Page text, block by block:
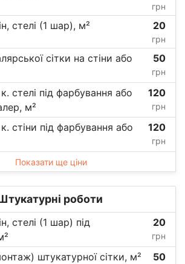
грн
стелі (1 шар), м² 20
грн
сітки на стіни або
50
грн
стелі під фарбування або
м²
120
грн
стіни під фарбування або
120
грн
Показати ще ціни
роботи
стелі (1 шар) під
20
грн
штукатурної сітки, м² 50